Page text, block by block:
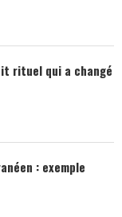
rituel qui a changé
: exemple